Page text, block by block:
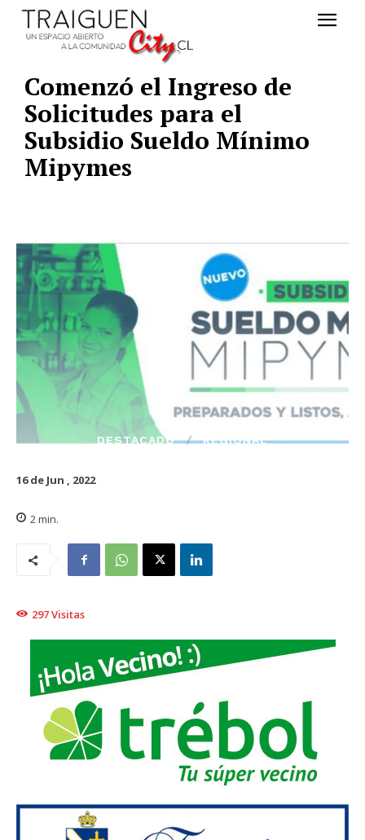
Comenzó el Ingreso de
Solicitudes para el
Subsidio Sueldo Mínimo
Mipymes
DESTACADO REGIONAL
16 de Jun , 2022
2 min.
297Visitas